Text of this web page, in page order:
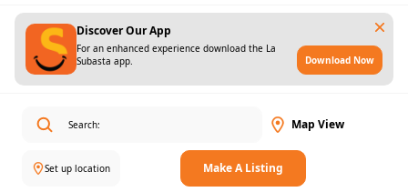
Discover Our App
For an enhanced experience download the La
Subasta app.
Download Now
Map View
Set up location Make A Listing